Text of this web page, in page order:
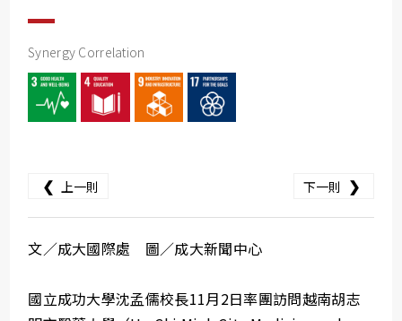
SDG16
SDG17
Synergy Correlation
❮ 上一則 下一則 ❯
文／成大國際處 圖／成大新聞中心
國立成功大學沈孟儒校長11月2日率團訪問越南胡志